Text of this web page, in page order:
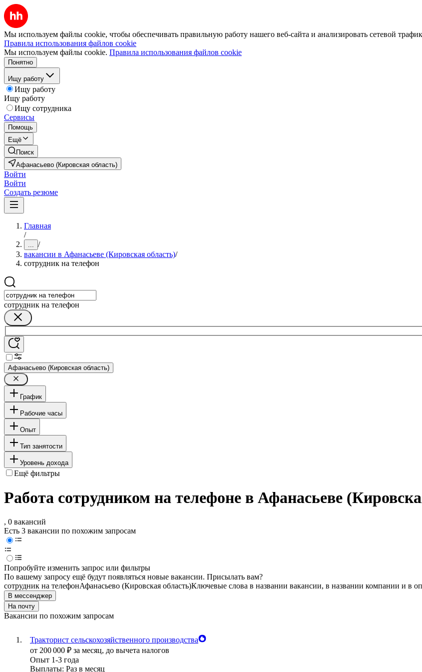
Мы используем файлы cookie, чтобы обеспечивать правильную работу нашего веб-сайта и анализировать сетевой
Правила использования файлов cookie
Мы используем файлы cookie. Правила использования файлов cookie
Понятно
Ищу работу
Ищу работу
Ищу работу
Ищу сотрудника
Сервисы
Помощь
Ещё
Поиск
Афанасьево (Кировская область)
Войти
Войти
Создать резюме
Главная
/
... /
вакансии в Афанасьеве (Кировская область)/
сотрудник на телефон
сотрудник на телефон
Афанасьево (Кировская область)
График
Рабочие часы
Опыт
Тип занятости
Уровень дохода
Ещё фильтры
Работа сотрудником на телефоне в Афанасьеве
, 0 вакансий
Есть 3 вакансии по похожим запросам
Попробуйте изменить запрос или фильтры
По вашему запросу ещё будут появляться новые вакансии. Присылать вам?
сотрудник на телефонАфанасьево (Кировская область)Ключевые слова в названии вакансии, в названии компании и в
В мессенджер
На почту
Вакансии по похожим запросам
Тракторист сельскохозяйственного производства
от 200 000 ₽ за месяц, до вычета налогов
Опыт 1-3 года
Выплаты: Раз в месяц